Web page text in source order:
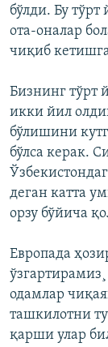
бўлди. Бу
ота-оналар
чиқиб
Бизнинг тўрт
икки йил
бўлишини
бўлса керак.
деган катта
орзу бўйича
Европада
одамлар
ташкилотни
қарши улар